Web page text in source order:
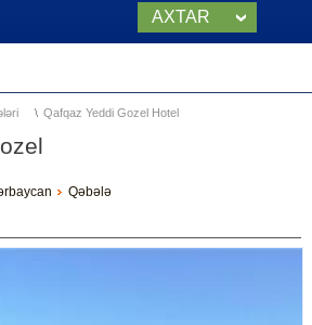
AXTAR
Qafqaz Yeddi Gozel Hotel
Qəbələ